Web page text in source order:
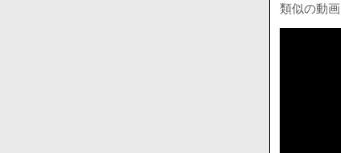
類似の動画